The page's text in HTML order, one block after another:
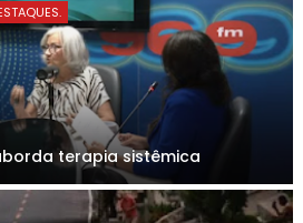
terapia sistêmica